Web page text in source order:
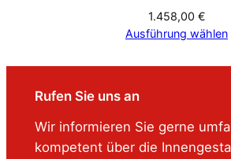
1.458,00 €
Ausführung wählen
Rufen Sie uns an
Wir informieren Sie gerne
kompetent über die